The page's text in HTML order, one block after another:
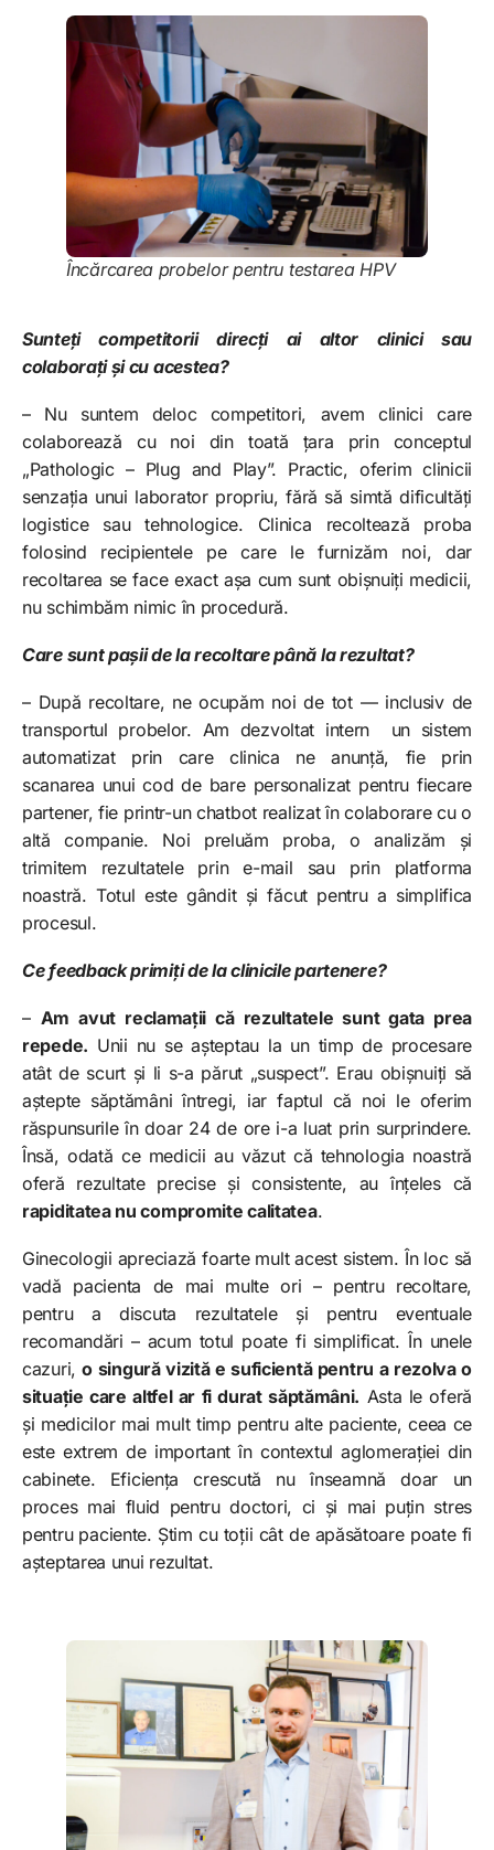
Încărcarea probelor pentru testarea HPV
Sunteți competitorii direcți ai altor clinici sau
colaborați și cu acestea?
– Nu suntem deloc competitori, avem clinici care
colaborează cu noi din toată țara prin conceptul
„Pathologic – Plug and Play”. Practic, oferim clinicii
senzația unui laborator propriu, fără să simtă dificultăți
logistice sau tehnologice. Clinica recoltează proba
folosind recipientele pe care le furnizăm noi, dar
recoltarea se face exact așa cum sunt obișnuiți medicii,
nu schimbăm nimic în procedură.
Care sunt pașii de la recoltare până la rezultat?
– După recoltare, ne ocupăm noi de tot — inclusiv de
transportul probelor. Am dezvoltat intern un sistem
automatizat prin care clinica ne anunță, fie prin
scanarea unui cod de bare personalizat pentru fiecare
partener, fie printr-un chatbot realizat în colaborare cu o
altă companie. Noi preluăm proba, o analizăm și
trimitem rezultatele prin e-mail sau prin platforma
noastră. Totul este gândit și făcut pentru a simplifica
procesul.
Ce feedback primiți de la clinicile partenere?
– Am avut reclamații că rezultatele sunt gata prea
repede. Unii nu se așteptau la un timp de procesare
atât de scurt și li s-a părut „suspect”. Erau obișnuiți să
aștepte săptămâni întregi, iar faptul că noi le oferim
răspunsurile în doar 24 de ore i-a luat prin surprindere.
Însă, odată ce medicii au văzut că tehnologia noastră
oferă rezultate precise și consistente, au înțeles că
rapiditatea nu compromite calitatea.
Ginecologii apreciază foarte mult acest sistem. În loc să
vadă pacienta de mai multe ori – pentru recoltare,
pentru a discuta rezultatele și pentru eventuale
recomandări – acum totul poate fi simplificat. În unele
cazuri,o singură vizită e suficientă pentru a rezolva o
situație care altfel ar fi durat săptămâni. Asta le oferă
și medicilor mai mult timp pentru alte paciente, ceea ce
este extrem de important în contextul aglomerației din
cabinete. Eficiența crescută nu înseamnă doar un
proces mai fluid pentru doctori, ci și mai puțin stres
pentru paciente. Știm cu toții cât de apăsătoare poate fi
așteptarea unui rezultat.